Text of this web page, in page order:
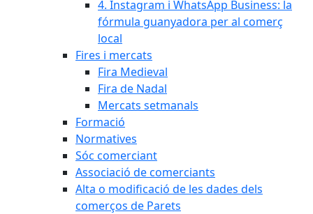
4. Instagram i WhatsApp Business: la
fórmula guanyadora per al comerç
local
Fires i mercats
Fira Medieval
Fira de Nadal
Mercats setmanals
Formació
Normatives
Sóc comerciant
Associació de comerciants
Alta o modificació de les dades dels
comerços de Parets